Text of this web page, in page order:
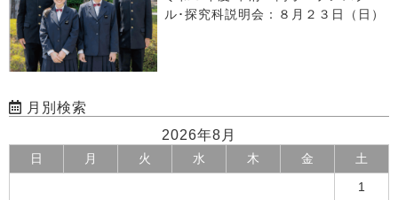
ル･探究科説明会：８月２３日（日）
月別検索
2026年8月
日 月 火 水 木 金 土
1